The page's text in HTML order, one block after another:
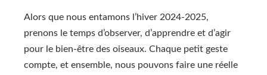
Alors que nous entamons l’hiver 2024-2025,
prenons le temps d’observer, d’apprendre et d’agir
pour le bien-être des oiseaux. Chaque petit geste
compte, et ensemble, nous pouvons faire une réelle